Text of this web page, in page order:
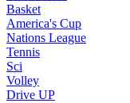
Basket
America's Cup
Nations League
Tennis
Sci
Volley
Drive UP